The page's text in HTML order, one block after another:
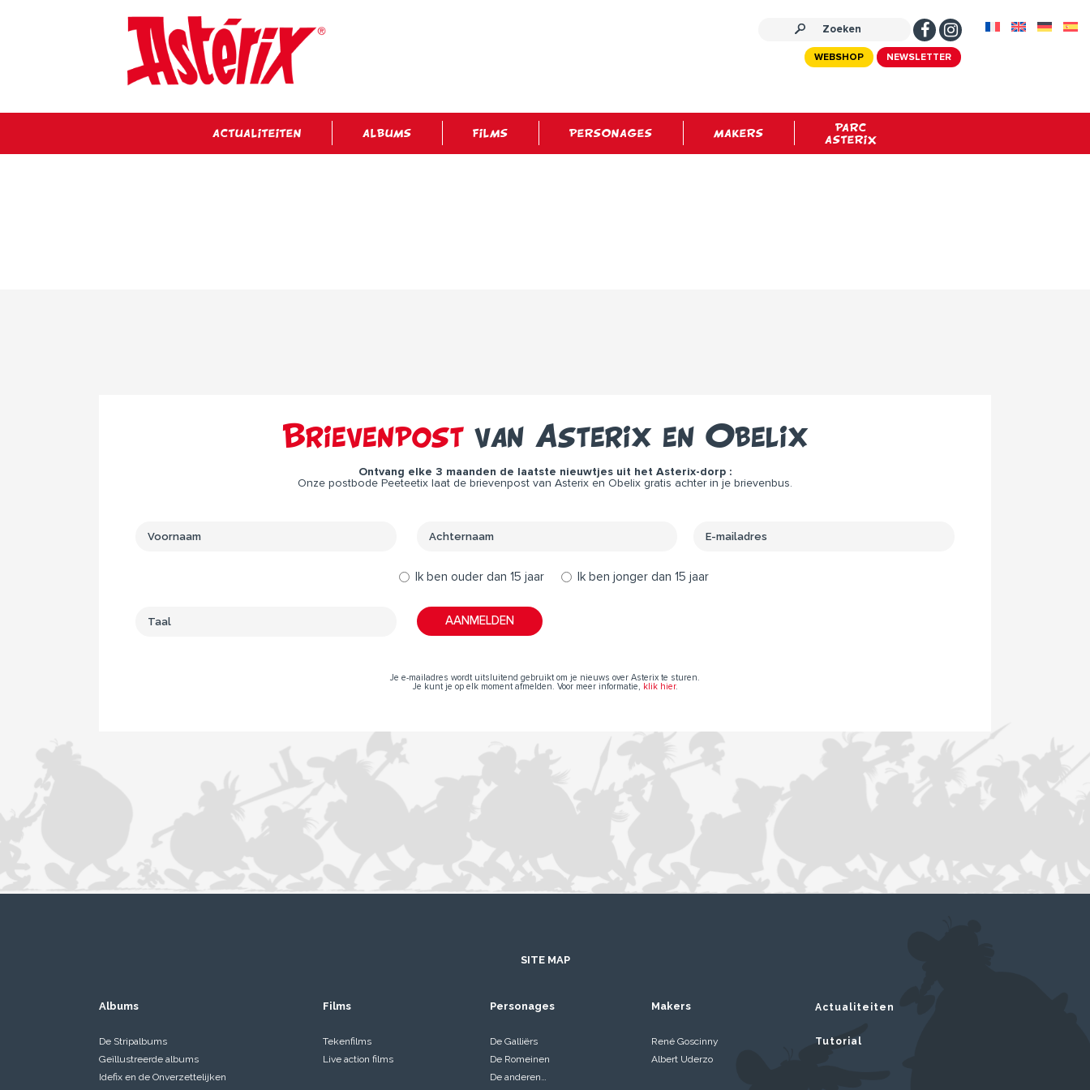
NEWSLETTER
WEBSHOP
ACTUALITEITEN ALBUMS FILMS PERSONAGES MAKERS
PARC
ASTERIX
Brievenpostvan Asterix en Obelix
Ontvang elke 3 maanden de laatste nieuwtjes uit het Asterix-dorp :
Onze postbode Peeteetix laat de brievenpost van Asterix en Obelix gratis achter in je brievenbus.
Ik ben ouder dan 15 jaar Ik ben jonger dan 15 jaar
Je e-mailadres wordt uitsluitend gebruikt om je nieuws over Asterix te sturen.
Je kunt je op elk moment afmelden. Voor meer informatie,
klik hier.
SITE MAP
Albums
De Stripalbums
Geïllustreerde albums
Idefix en de Onverzettelijken
Films
Tekenfilms
Live action films
Personages
De Galliërs
De Romeinen
De anderen…
Makers
René Goscinny
Albert Uderzo
Actualiteiten
Tutorial